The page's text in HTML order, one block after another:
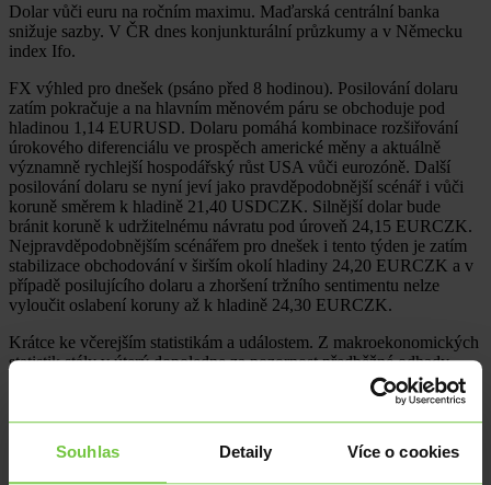
Souhlas Detaily Více o cookies
Dolar vůči euru na ročním maximu. Maďarská centrální banka
snižuje sazby. V ČR dnes konjunkturální průzkumy a v Německu
index Ifo.
FX výhled pro dnešek (psáno před 8 hodinou). Posilování dolaru
zatím pokračuje a na hlavním měnovém páru se obchoduje pod
hladinou 1,14 EURUSD. Dolaru pomáhá kombinace rozšiřování
úrokového diferenciálu ve prospěch americké měny a aktuálně
významně rychlejší hospodářský růst USA vůči eurozóně. Další
posilování dolaru se nyní jeví jako pravděpodobnější scénář i vůči
koruně směrem k hladině 21,40 USDCZK. Silnější dolar bude
bránit koruně k udržitelnému návratu pod úroveň 24,15 EURCZK.
Nejpravděpodobnějším scénářem pro dnešek i tento týden je zatím
stabilizace obchodování v širším okolí hladiny 24,20 EURCZK a v
případě posilujícího dolaru a zhoršení tržního sentimentu nelze
vyloučit oslabení koruny až k hladině 24,30 EURCZK.
Krátce ke včerejším statistikám a událostem. Z makroekonomických
statistik stály v úterý dopoledne za pozornost předběžné odhady
červnových indexů PMI. Kompozitní index PMI v eurozóně v
červnu vzrostl na 49,5 z květnových 48,5 bodu, když ve službách
došlo k meziměsíčnímu zlepšení na 48,9 bodu, ale ve výrobním
sektoru naopak k mírnému zhoršení na 51,3 bodu. Z velkých zemí
pozitivně překvapila Francie, zatímco v Německu se sentiment firem
zhoršil. Ve 2. čtvrtletí se kompozitní PMI za eurozónu nacházel pod